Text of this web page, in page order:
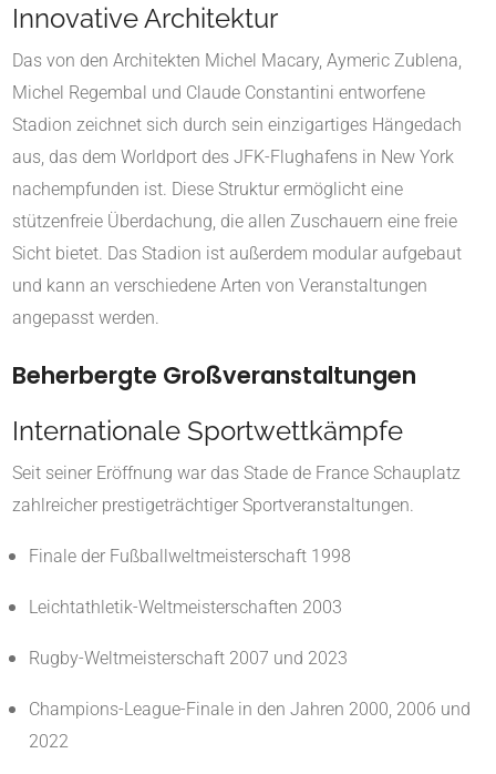
Innovative Architektur
Das von den Architekten Michel Macary, Aymeric Zublena,
Michel Regembal und Claude Constantini entworfene
Stadion zeichnet sich durch sein einzigartiges Hängedach
aus, das dem Worldport des JFK-Flughafens in New York
nachempfunden ist. Diese Struktur ermöglicht eine
stützenfreie Überdachung, die allen Zuschauern eine freie
Sicht bietet. Das Stadion ist außerdem modular aufgebaut
und kann an verschiedene Arten von Veranstaltungen
angepasst werden.
Beherbergte Großveranstaltungen
Internationale Sportwettkämpfe
Seit seiner Eröffnung war das Stade de France Schauplatz
zahlreicher prestigeträchtiger Sportveranstaltungen.
Finale der Fußballweltmeisterschaft 1998
Leichtathletik-Weltmeisterschaften 2003
Rugby-Weltmeisterschaft 2007 und 2023
Champions-League-Finale in den Jahren 2000, 2006 und
2022